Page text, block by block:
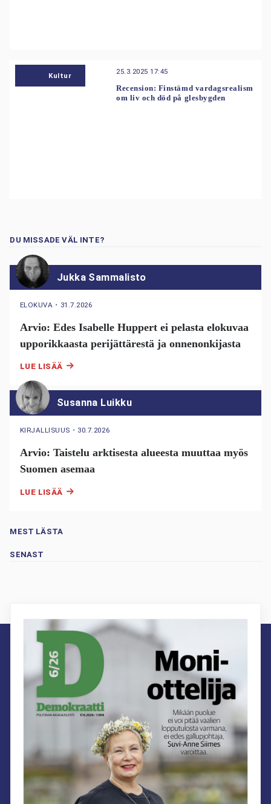
Kultur 25.3.2025 17:45
Recension: Finstämd vardagsrealism
om liv och död på glesbygden
DU MISSADE VÄL INTE?
Jukka Sammalisto
ELOKUVA ・ 31.7.2026
Arvio: Edes Isabelle Huppert ei pelasta elokuvaa
upporikkaasta perijättärestä ja onnenonkijasta
LUE LISÄÄ
Susanna Luikku
KIRJALLISUUS ・ 30.7.2026
Arvio: Taistelu arktisesta alueesta muuttaa myös
Suomen asemaa
LUE LISÄÄ
MEST LÄSTA
SENAST